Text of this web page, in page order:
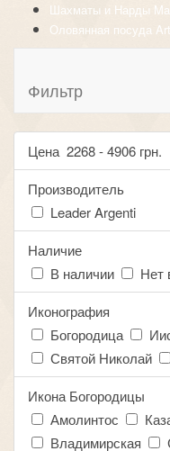
Шахматы и Нарды
Оловянная посуда
Фильтр
Цена 2268-4906 грн.
Производитель
Leader Argenti
Наличие
В наличии
Нет
Иконография
Богородица
Святой Николай
Икона Богородицы
Амолинтос
Владимирская